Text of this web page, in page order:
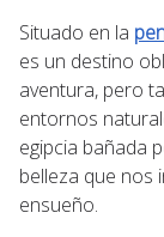
Situado en la
es un destino
aventura, pero
entornos
egipcia bañada
belleza que nos
ensueño.